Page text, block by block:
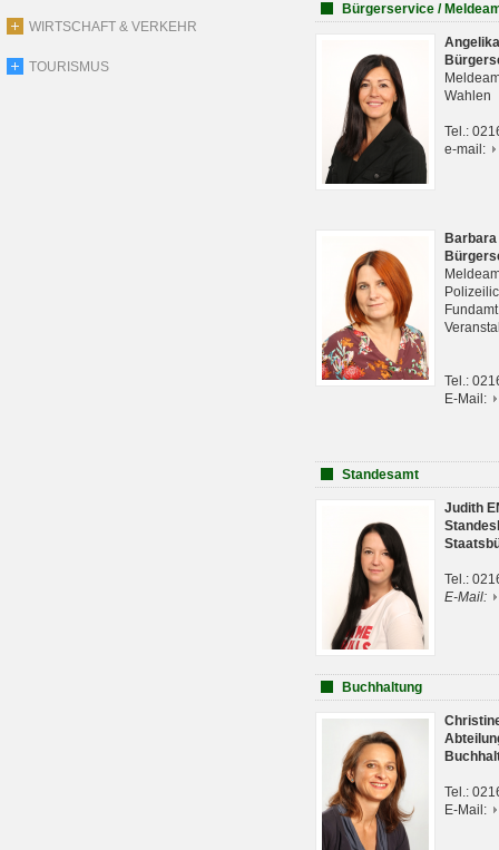
WIRTSCHAFT & VERKEHR
TOURISMUS
Bürgerservice /
Wahlen
Tel.:
e-mail:
Tel.:
E-Mail:
Standesamt
Judith
Tel.:
E-Mail:
Buchhaltung
Tel.:
E-Mail: